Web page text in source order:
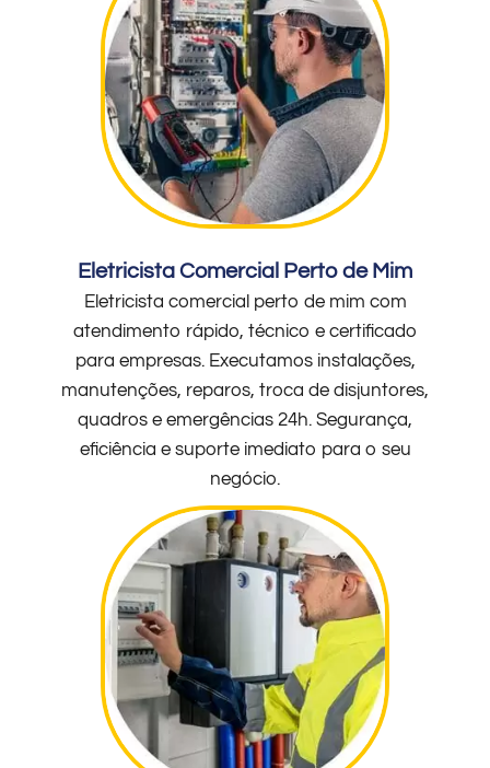
Eletricista Comercial Perto de Mim
Eletricista comercial perto de mim com
atendimento rápido, técnico e certificado
para empresas. Executamos instalações,
manutenções, reparos, troca de disjuntores,
quadros e emergências 24h. Segurança,
eficiência e suporte imediato para o seu
negócio.